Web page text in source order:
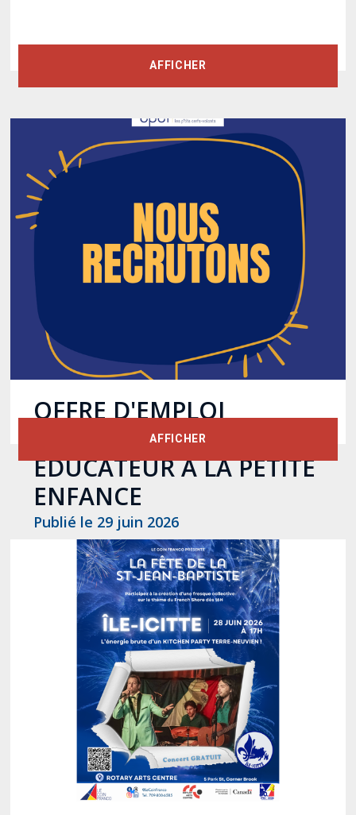
AFFICHER
OFFRE D'EMPLOI
ÉDUCATRICE /
ÉDUCATEUR À LA PETITE
ENFANCE
Publié le 29 juin 2026
AFFICHER